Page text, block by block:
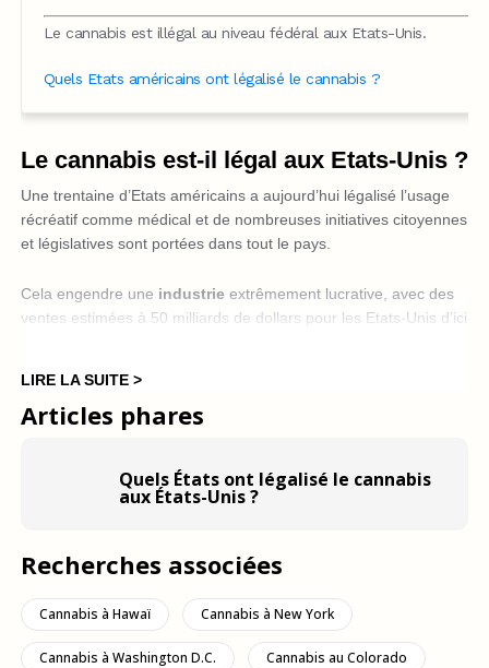
Le cannabis est illégal au niveau fédéral aux Etats-Unis.
Quels Etats américains ont légalisé le cannabis ?
Le cannabis est-il légal aux Etats-Unis ?
Une trentaine d’Etats américains a aujourd’hui légalisé l’usage
récréatif comme médical et de nombreuses initiatives citoyennes
et législatives sont portées dans tout le pays.
Cela engendre une industrie extrêmement lucrative, avec des
ventes estimées à 50 milliards de dollars pour les Etats-Unis d’ici
Pourtant les Etats-Unis ont été les pionniers de la lutte contre le
pour un usage simple de cannabis, que la loi fédérale
par une véritable« Ruée vers l’or vert »
drogués.
LIRE LA SUITE >
Articles phares
Quels États ont légalisé le cannabis
aux États-Unis ?
Recherches associées
Cannabis à Hawaï Cannabis à New York
Cannabis à Washington D.C. Cannabis au Colorado